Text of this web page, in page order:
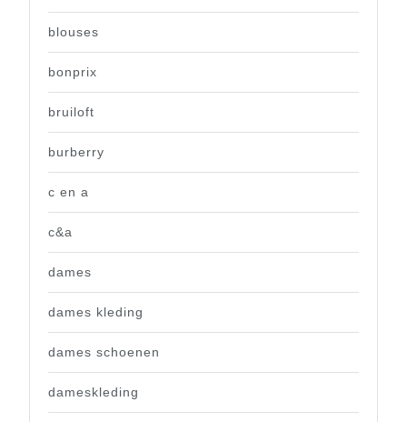
blouses
bonprix
bruiloft
burberry
c en a
c&a
dames
dames kleding
dames schoenen
dameskleding